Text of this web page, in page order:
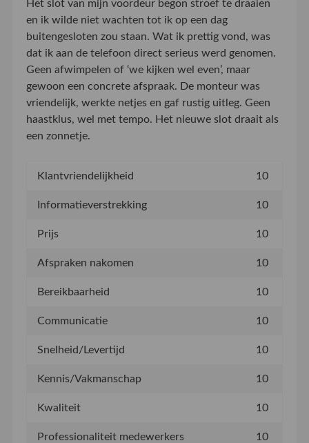
Het slot van mijn voordeur begon stroef te draaien
en ik wilde niet wachten tot ik op een dag
buitengesloten zou staan. Wat ik prettig vond, was
dat ik aan de telefoon direct serieus werd genomen.
Geen afwimpelen of ‘we kijken wel even’, maar
gewoon een concrete afspraak. De monteur was
vriendelijk, werkte netjes en gaf rustig uitleg. Geen
haastklus, wel met tempo. Het nieuwe slot draait als
een zonnetje.
Klantvriendelijkheid 10
Informatieverstrekking 10
Prijs 10
Afspraken nakomen 10
Bereikbaarheid 10
Communicatie 10
Snelheid/Levertijd 10
Kennis/Vakmanschap 10
Kwaliteit 10
Professionaliteit medewerkers 10